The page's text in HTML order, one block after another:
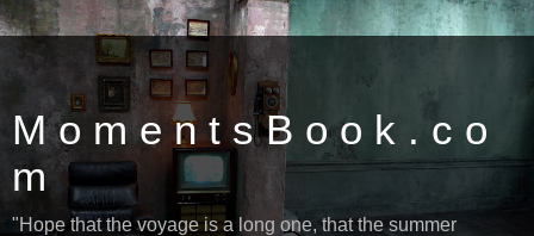
M o m e n t s B o o k . c o
m
"Hope that the voyage is a long one, that the summer